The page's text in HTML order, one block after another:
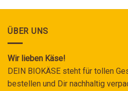
ÜBER UNS
Wir lieben Käse!
DEIN BIOKÄSE steht für tollen
bestellen und Dir nachhaltig